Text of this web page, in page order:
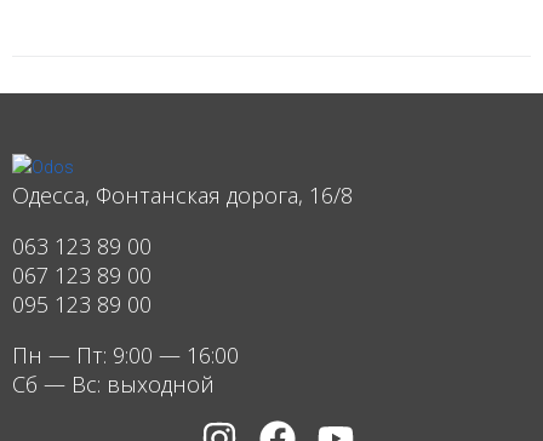
Одесса, Фонтанская дорога, 16/8
063 123 89 00
067 123 89 00
095 123 89 00
Пн — Пт: 9:00 — 16:00
Сб — Вс: выходной